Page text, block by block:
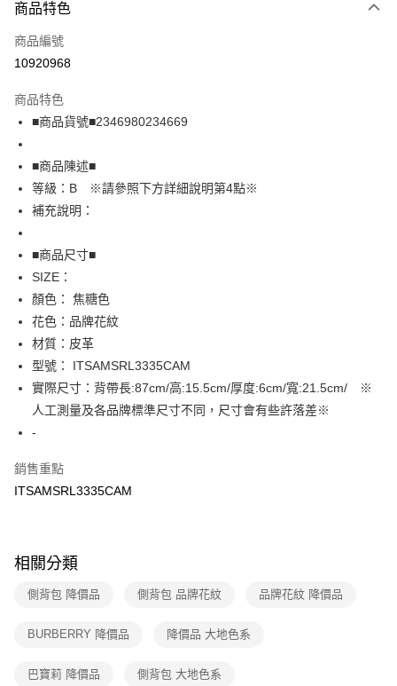
信用卡一次付款
超商取貨付款
Apple Pay
街口支付
悠遊付
全盈+PAY
AFTEE先享後付
相關說明
【關於「AFTEE先享後付」】
AFTEE先享後付是「在收到商品之後才付款」的支付方式。 讓您購物簡單
便利好安心！
１．簡單：不需註冊會員、不需綁卡、不需儲值。
３．安心：先確認商品／服務後，再付款。
【「AFTEE先享後付」結帳流程】
１．於結帳方式選擇「AFTEE先享後付」後，將跳轉至「AFTEE先享後付」
結帳頁面，進行簡訊認證並確認金額後，即可完成結帳。
３．收到繳費通知簡訊後14天內，點擊此簡訊中的連結，可透過四大超商／
※ 請注意：結帳手續完成當下不需立刻繳費，但若您需要取消訂單，請聯絡
是否繳費成功／繳費後需取消欲退款等相關疑問，請聯繫「AFTEE先享後付
１．透過由恩沛科技股份有限公司提供之「AFTEE先享後付」服務完成之交
易，需依本服務之必要範圍內提供個人資料，並將交易相關給付款項請求債
２．關於個人資料處理事宜，請瀏覽以下網址：
運送方式
全家取貨付款
免運費
宅配
免運費
海外宅配
商品特色
商品編號
10920968
商品特色
■商品貨號■2346980234669
■商品陳述■
等級：B ※請參照下方詳細說明第4點※
補充說明：
■商品尺寸■
SIZE：
顏色： 焦糖色
花色：品牌花紋
材質：皮革
型號： ITSAMSRL3335CAM
實際尺寸：背帶長:87cm/高:15.5cm/厚度:6cm/寬:21.5cm/ ※
人工測量及各品牌標準尺寸不同，尺寸會有些許落差※
-
銷售重點
ITSAMSRL3335CAM
相關分類
側背包 降價品 側背包 品牌花紋 品牌花紋 降價品
BURBERRY 降價品 降價品 大地色系
巴寶莉 降價品 側背包 大地色系